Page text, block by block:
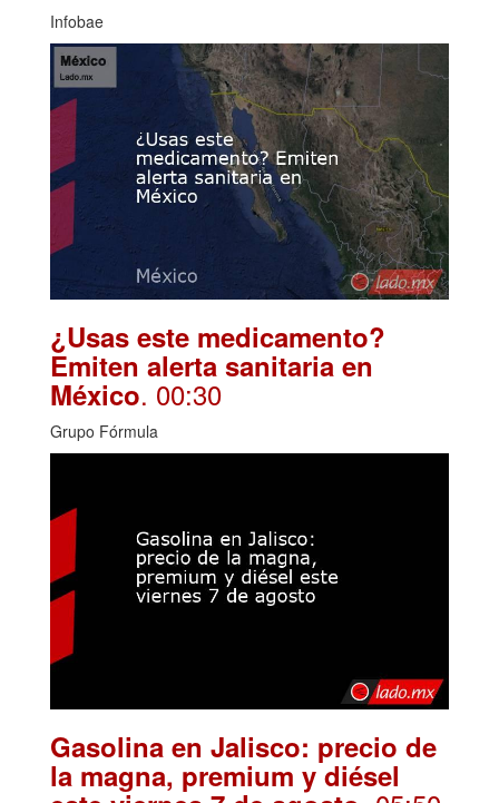
Infobae
¿Usas este medicamento?
Emiten alerta sanitaria en
México. 00:30
Grupo Fórmula
Gasolina en Jalisco: precio de
la magna, premium y diésel